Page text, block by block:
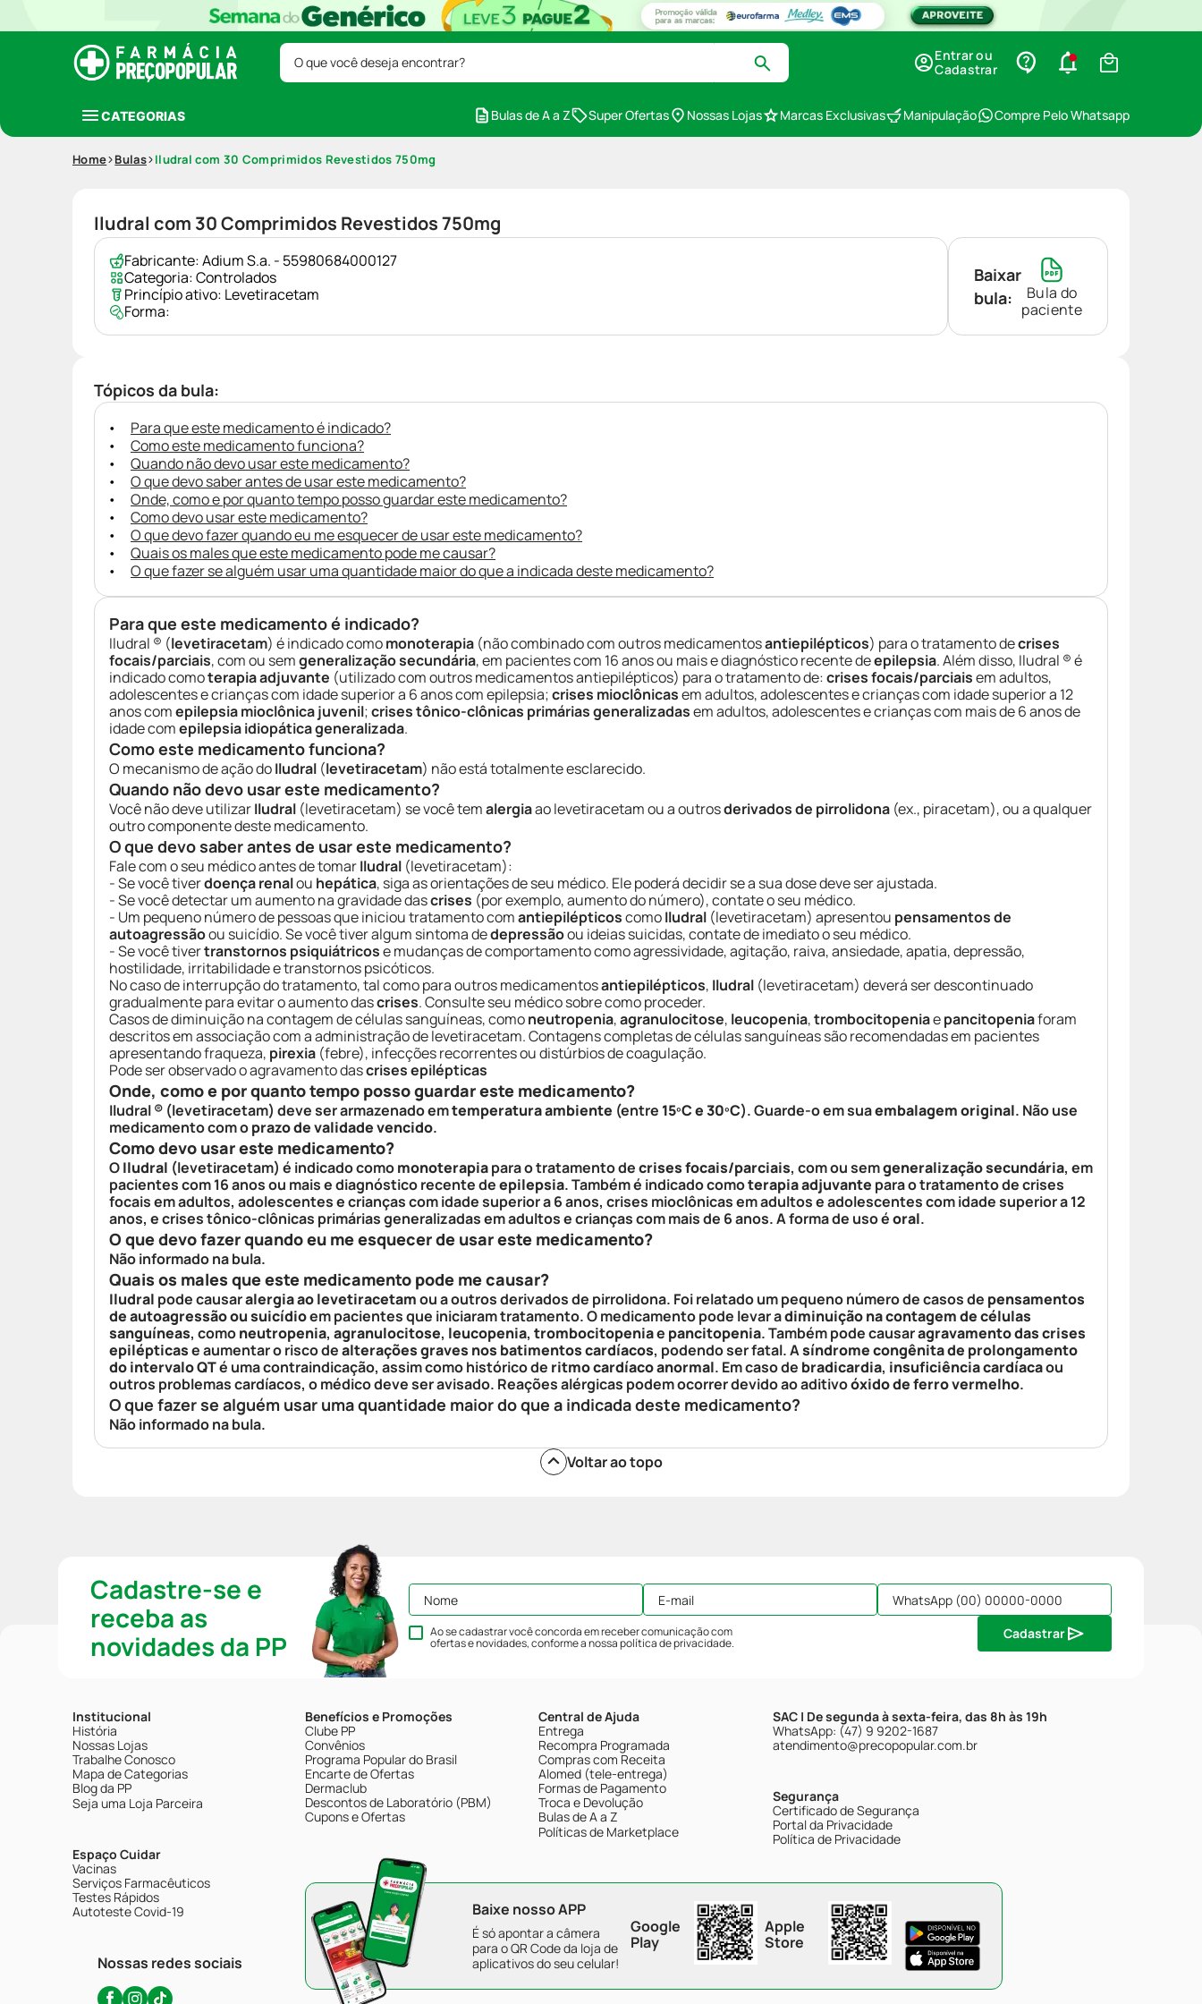
O que você deseja encontrar?
Entrar ou
Cadastrar
CATEGORIAS Bulas de A a Z Super Ofertas Nossas Lojas Marcas Exclusivas Manipulação Compre Pelo Whatsapp
Home Bulas Iludral com 30 Comprimidos Revestidos 750mg
Iludral com 30 Comprimidos Revestidos 750mg
Fabricante:Adium S.a. - 55980684000127
Categoria:Controlados
Princípio ativo: Levetiracetam
Forma:
Baixar
bula:
Bula do
paciente
Tópicos da bula:
Para que este medicamento é indicado?
Como este medicamento funciona?
Quando não devo usar este medicamento?
O que devo saber antes de usar este medicamento?
Onde, como e por quanto tempo posso guardar este medicamento?
Como devo usar este medicamento?
O que devo fazer quando eu me esquecer de usar este medicamento?
Quais os males que este medicamento pode me causar?
O que fazer se alguém usar uma quantidade maior do que a indicada deste medicamento?
Para que este medicamento é indicado?
Iludral ® (levetiracetam) é indicado comomonoterapia (não combinado com outros medicamentosantiepilépticos) para o tratamento decrises
focais/parciais, com ou semgeneralização secundária, em pacientes com 16 anos ou mais e diagnóstico recente deepilepsia. Além disso, Iludral ® é
indicado comoterapia adjuvante (utilizado com outros medicamentos antiepilépticos) para o tratamento de:crises focais/parciaisem adultos,
adolescentes e crianças com idade superior a 6 anos com epilepsia;crises mioclônicasem adultos, adolescentes e crianças com idade superior a 12
anos comepilepsia mioclônica juvenil;crises tônico-clônicas primárias generalizadasem adultos, adolescentes e crianças com mais de 6 anos de
idade comepilepsia idiopática generalizada.
Como este medicamento funciona?
O mecanismo de ação doIludral (levetiracetam) não está totalmente esclarecido.
Quando não devo usar este medicamento?
Você não deve utilizarIludral (levetiracetam) se você temalergiaao levetiracetam ou a outrosderivados de pirrolidona (ex., piracetam), ou a qualquer
outro componente deste medicamento.
O que devo saber antes de usar este medicamento?
Fale com o seu médico antes de tomarIludral (levetiracetam):
- Se você tiverdoença renalou hepática, siga as orientações de seu médico. Ele poderá decidir se a sua dose deve ser ajustada.
- Se você detectar um aumento na gravidade dascrises (por exemplo, aumento do número), contate o seu médico.
- Um pequeno número de pessoas que iniciou tratamento comantiepilépticoscomoIludral (levetiracetam) apresentou pensamentos de
autoagressãoou suicídio. Se você tiver algum sintoma dedepressãoou ideias suicidas, contate de imediato o seu médico.
- Se você tivertranstornos psiquiátricose mudanças de comportamento como agressividade, agitação, raiva, ansiedade, apatia, depressão,
hostilidade, irritabilidade e transtornos psicóticos.
No caso de interrupção do tratamento, tal como para outros medicamentosantiepilépticos, Iludral (levetiracetam) deverá ser descontinuado
gradualmente para evitar o aumento dascrises. Consulte seu médico sobre como proceder.
Casos de diminuição na contagem de células sanguíneas, comoneutropenia,agranulocitose, leucopenia,trombocitopeniaepancitopeniaforam
descritos em associação com a administração de levetiracetam. Contagens completas de células sanguíneas são recomendadas em pacientes
apresentando fraqueza, pirexia (febre), infecções recorrentes ou distúrbios de coagulação.
Pode ser observado o agravamento dascrises epilépticas
Onde, como e por quanto tempo posso guardar este medicamento?
Iludral ® (levetiracetam) deve ser armazenado emtemperatura ambiente (entre 15ºC e 30ºC). Guarde-o em suaembalagem original. Não use
medicamento com oprazo de validade vencido.
Como devo usar este medicamento?
OIludral (levetiracetam) é indicado comomonoterapiapara o tratamento decrises focais/parciais, com ou semgeneralização secundária, em
pacientes com 16 anos ou mais e diagnóstico recente deepilepsia. Também é indicado comoterapia adjuvante para o tratamento de crises
focais em adultos, adolescentes e crianças com idade superior a 6 anos, crises mioclônicas em adultos e adolescentes com idade superior a 12
anos, e crises tônico-clônicas primárias generalizadas em adultos e crianças com mais de 6 anos. A forma de uso éoral.
O que devo fazer quando eu me esquecer de usar este medicamento?
Não informado na bula.
Quais os males que este medicamento pode me causar?
Iludral pode causaralergia ao levetiracetamou a outros derivados de pirrolidona. Foi relatado um pequeno número de casos de pensamentos
de autoagressão ou suicídioem pacientes que iniciaram tratamento. O medicamento pode levar adiminuição na contagem de células
sanguíneas, comoneutropenia, agranulocitose, leucopenia, trombocitopeniae pancitopenia. Também pode causaragravamento das crises
epilépticase aumentar o risco dealterações graves nos batimentos cardíacos, podendo ser fatal. Asíndrome congênita de prolongamento
do intervalo QTé uma contraindicação, assim como histórico de ritmo cardíaco anormal. Em caso de bradicardia, insuficiência cardíacaou
outros problemas cardíacos, o médico deve ser avisado. Reações alérgicas podem ocorrer devido ao aditivoóxido de ferro vermelho.
O que fazer se alguém usar uma quantidade maior do que a indicada deste medicamento?
Não informado na bula.
Voltar ao topo
Cadastre-se e
receba as
novidades da PP
Ao se cadastrar você concorda em receber comunicação com
ofertas e novidades, conforme a nossapolítica de privacidade.
Cadastrar
Institucional
História
Nossas Lojas
Trabalhe Conosco
Mapa de Categorias
Blog da PP
Seja uma Loja Parceira
Espaço Cuidar
Vacinas
Serviços Farmacêuticos
Testes Rápidos
Autoteste Covid-19
Nossas redes sociais
Benefícios e Promoções
Clube PP
Convênios
Programa Popular do Brasil
Encarte de Ofertas
Dermaclub
Descontos de Laboratório (PBM)
Cupons e Ofertas
Central de Ajuda
Entrega
Recompra Programada
Compras com Receita
Alomed (tele-entrega)
Formas de Pagamento
Troca e Devolução
Bulas de A a Z
Políticas de Marketplace
SAC | De segunda à sexta-feira, das 8h às 19h
WhatsApp: (47) 9 9202-1687
atendimento@precopopular.com.br
Segurança
Certificado de Segurança
Portal da Privacidade
Política de Privacidade
Baixe nosso APP
É só apontar a câmera
para o QR Code da loja de
aplicativos do seu celular!
Google
Play
Apple
Store